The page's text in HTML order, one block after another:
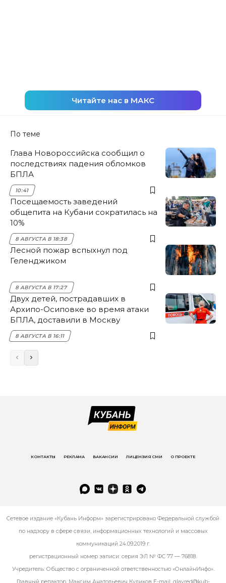
Читайте нас в МАКС
По теме
Глава Новороссийска сообщил о
последствиях падения обломков
БПЛА
10:41
Посещаемость заведений
общепита на Кубани сократилась на
10%
8 АВГУСТА В 18:38
Лесной пожар вспыхнул под
Геленджиком
8 АВГУСТА В 17:27
Двух детей, пострадавших в
Архипо-Осиповке во время атаки
БПЛА, доставили в Москву
8 АВГУСТА В 16:11
КОНТАКТЫ РЕКЛАМА ВАКАНСИИ ЛИЦЕНЗИЯ СМИ О ПРОЕКТЕ
Сетевое издание «Кубань Информ» зарегистрировано Федеральной службой
по надзору в сфере связи, информационных технологий и массовых
коммуникаций 24.09.2019 г.
регистрационный номер записи: серия ЭЛ № ФС 77 — 76818.
Учредитель: Общество с ограниченной ответственностью «ОнлайнИнфо».